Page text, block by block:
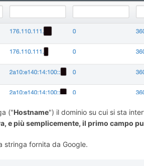
("Hostname") il dominio su cui si sta
e più semplicemente, il primo campo
stringa fornita da Google.